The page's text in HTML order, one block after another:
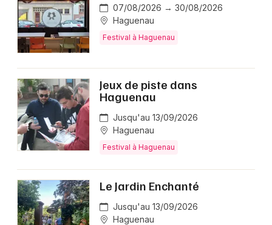
07/08/2026 → 30/08/2026
Haguenau
Festival à Haguenau
Jeux de piste dans
Haguenau
Jusqu'au 13/09/2026
Haguenau
Festival à Haguenau
Le Jardin Enchanté
Jusqu'au 13/09/2026
Haguenau